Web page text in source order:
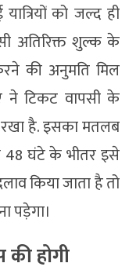
को जल्द ही
अतिरिक्त शुल्क के
की अनुमति मिल
ने टिकट वापसी के
रखा है. इसका मतलब
घंटे के भीतर इसे
किया जाता है तो
पड़ेगा।
की होगी